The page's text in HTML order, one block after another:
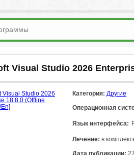
Visual Studio 2026
Категория: Другие
Операционная
Язык интерфейса:
Лечение: в
Дата публикации: